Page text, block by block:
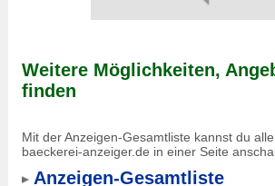
Weitere Möglichkeiten,
finden
Mit der Anzeigen-Gesamtliste kannst du
baeckerei-anzeiger.de in einer Seite
Anzeigen-Gesamtliste